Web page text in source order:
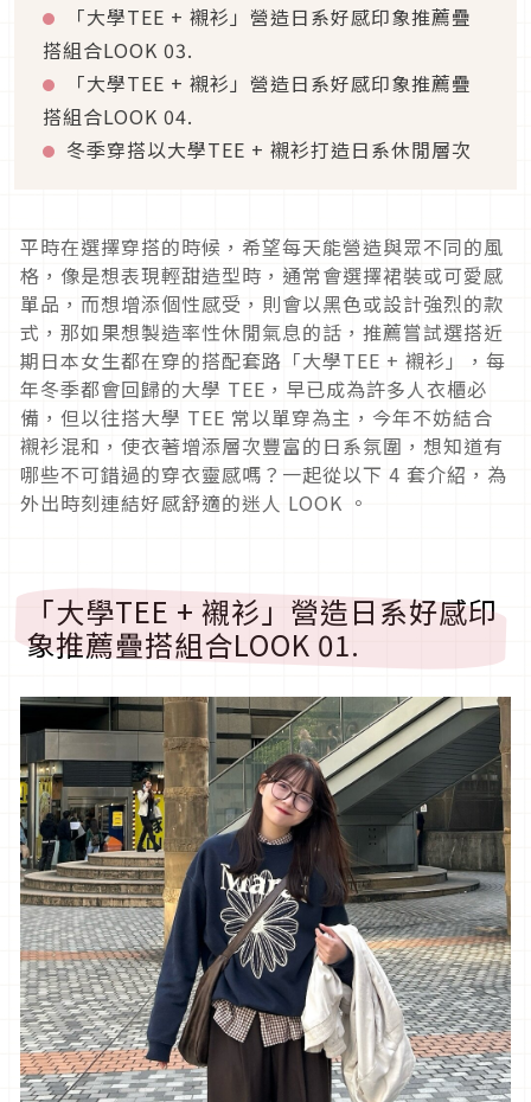
「大學TEE + 襯衫」營造日系好感印象推薦疊
搭組合LOOK 03.
「大學TEE + 襯衫」營造日系好感印象推薦疊
搭組合LOOK 04.
冬季穿搭以大學TEE + 襯衫打造日系休閒層次
平時在選擇穿搭的時候，希望每天能營造與眾不同的風
格，像是想表現輕甜造型時，通常會選擇裙裝或可愛感
單品，而想增添個性感受，則會以黑色或設計強烈的款
式，那如果想製造率性休閒氣息的話，推薦嘗試選搭近
期日本女生都在穿的搭配套路「大學TEE + 襯衫」，每
年冬季都會回歸的大學 TEE ，早已成為許多人衣櫃必
備，但以往搭大學 TEE 常以單穿為主，今年不妨結合
襯衫混和，使衣著增添層次豐富的日系氛圍，想知道有
哪些不可錯過的穿衣靈感嗎？一起從以下 4 套介紹，為
外出時刻連結好感舒適的迷人 LOOK 。
「大學TEE + 襯衫」營造日系好感印
象推薦疊搭組合LOOK 01.